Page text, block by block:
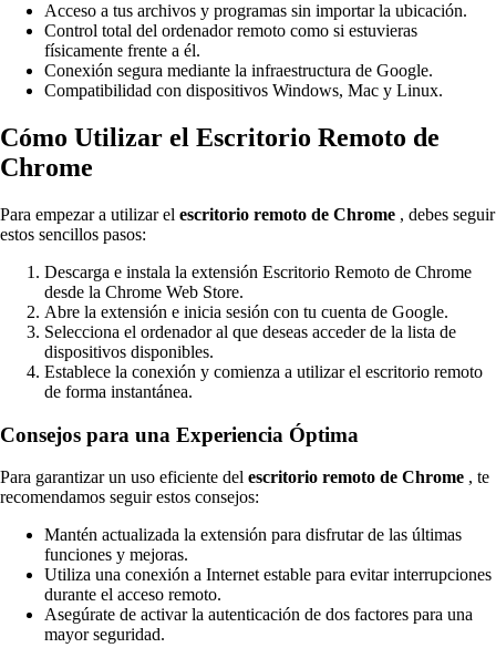
Acceso a tus archivos y programas sin importar la ubicación.
Control total del ordenador remoto como si estuvieras
físicamente frente a él.
Conexión segura mediante la infraestructura de Google.
Compatibilidad con dispositivos Windows, Mac y Linux.
Cómo Utilizar el Escritorio Remoto de
Chrome
Para empezar a utilizar el escritorio remoto de Chrome , debes seguir
estos sencillos pasos:
Descarga e instala la extensión Escritorio Remoto de Chrome
desde la Chrome Web Store.
Abre la extensión e inicia sesión con tu cuenta de Google.
Selecciona el ordenador al que deseas acceder de la lista de
dispositivos disponibles.
Establece la conexión y comienza a utilizar el escritorio remoto
de forma instantánea.
Consejos para una Experiencia Óptima
Para garantizar un uso eficiente del escritorio remoto de Chrome , te
recomendamos seguir estos consejos:
Mantén actualizada la extensión para disfrutar de las últimas
funciones y mejoras.
Utiliza una conexión a Internet estable para evitar interrupciones
durante el acceso remoto.
Asegúrate de activar la autenticación de dos factores para una
mayor seguridad.